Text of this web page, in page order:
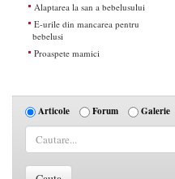
Alaptarea la san a bebelusului
E-urile din mancarea pentru
bebelusi
Proaspete mamici
Articole Forum Galerie